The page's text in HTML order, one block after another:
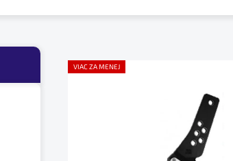
VIAC ZA MENEJ